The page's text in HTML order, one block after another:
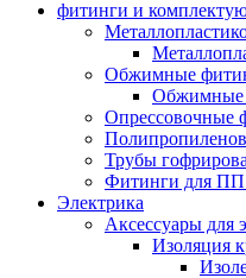
фитинги и
Обжимные
Обжимные
Опрессовочные
Трубы
Фитинги для ПП
Электрика
Аксессуары для
Изоляция